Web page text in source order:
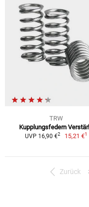
TRW
Kupplungsfedern
UVP 16,90 €2 15,21 €1
Zurück